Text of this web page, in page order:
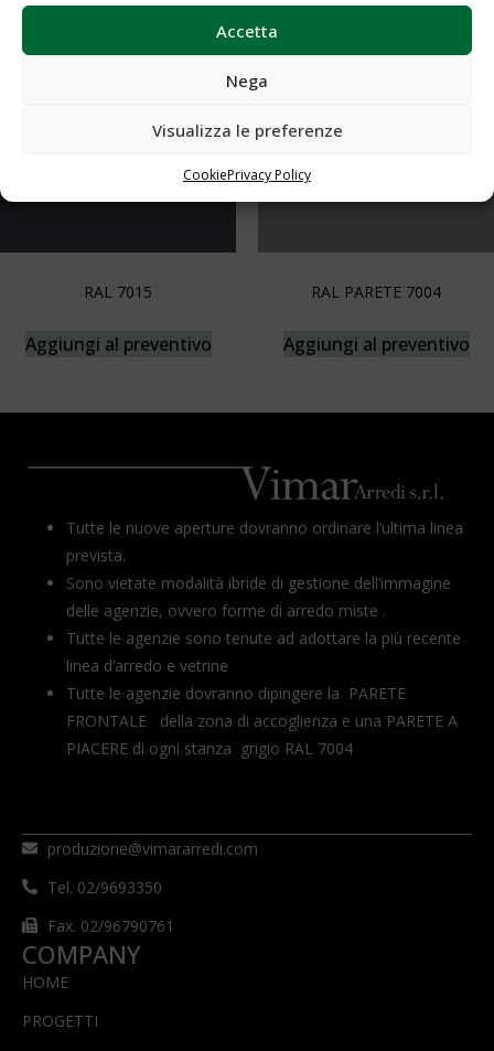
Accetta
Nega
Visualizza le preferenze
CookiePrivacy Policy
RAL 7015
Aggiungi al preventivo
RAL PARETE 7004
Aggiungi al preventivo
Tutte le nuove aperture dovranno ordinare l’ultima linea
prevista.
Sono vietate modalità ibride di gestione dell’immagine
delle agenzie, ovvero forme di arredo miste .
Tutte le agenzie sono tenute ad adottare la più recente
linea d’arredo e vetrine
Tutte le agenzie dovranno dipingere la PARETE
FRONTALE della zona di accoglienza e una PARETE A
PIACERE di ogni stanza grigio RAL 7004
produzione@vimararredi.com
Tel. 02/9693350
Fax. 02/96790761
COMPANY
HOME
PROGETTI